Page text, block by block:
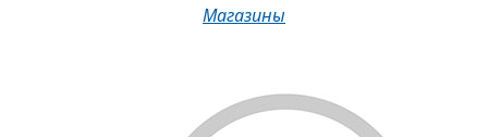
Магазины